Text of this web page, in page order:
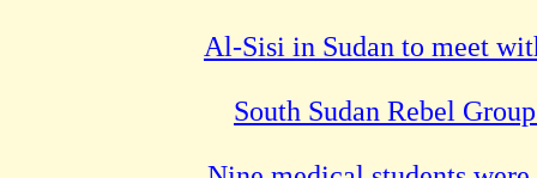
Al-Sisi in Sudan to meet
South Sudan Rebel